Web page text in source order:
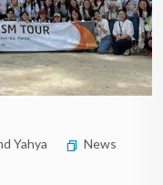
Yahya
News